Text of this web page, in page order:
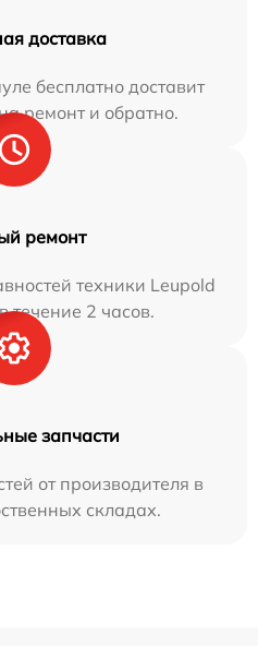
доставка
бесплатно доставит
ремонт и обратно.
ремонт
техники Leupold
течение 2 часов.
запчасти
от производителя в
складах.